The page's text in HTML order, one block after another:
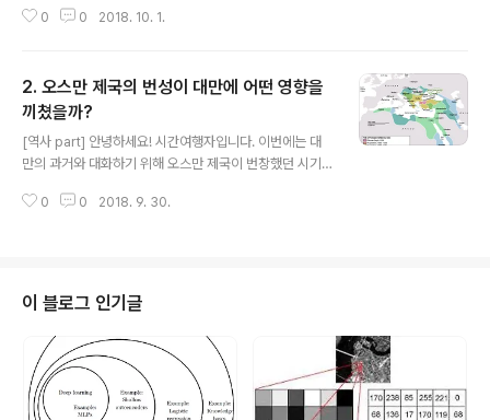
유럽국가들은 대항해시대를 열게 됩니다. 이 과정에서 포
하는 대신 원주민들과 무역을 하는 정도로 만족했습니다. 1
7세기 중반에 들면서 네덜란드와 스페인은 제국주의 국가
중에서도 선봉장 역할을 하게 됩니다. 1624년 네덜란드가
펑후제도와 타이난에 당도하게 됩니다. 포루투갈과 달리
당 지역을 지배하게 됩니다 (유럽인들이 향신료 만큼 달달
0 0 2018. 10. 1.
2. 오스만 제국의 번성이 대만에 어떤 영향을
끼쳤을까?
[역사 part] 안녕하세요! 시간여행자입니다. 이번에는 대
만의 과거와 대화하기 위해 오스만 제국이 번창했던 시기
와 같은 향신료와 과거 설탕 역할을 했던 사탕수수를 즐겨
로 오스만 제국이 영토를 넓히게 되자 나중에는 이 향신료
들이 오스만 제국을 통하지 않고서는 들어올 수 없게 되었
습니다. 이때부터 오스만제국은 향신료에 대한 운송료를
인상하기 시작합니다. 14세기에는 중세교회의 몰락과 함
께 르네상스 운동이 일어나기 시작했습니다. 교회의 권위
로 인해 억눌렸던 인간으로 부터 파생되는 가치들 (기..
0 0 2018. 9. 30.
이 블로그 인기글